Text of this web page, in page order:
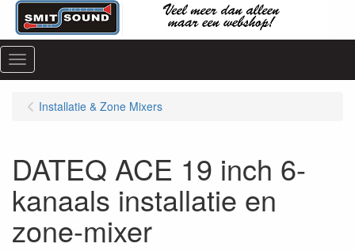
Menu
Installatie & Zone Mixers
DATEQ ACE 19 inch 6-
kanaals installatie en
zone-mixer